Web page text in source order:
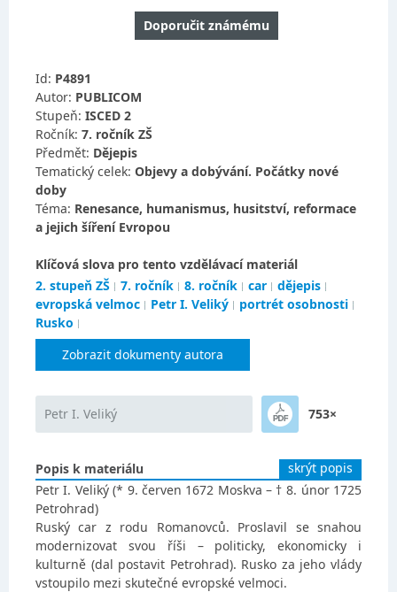
Doporučit známému
Id: P4891
Autor: PUBLICOM
Stupeň: ISCED 2
Ročník: 7. ročník ZŠ
Předmět: Dějepis
Tematický celek: Objevy a dobývání. Počátky nové
doby
Téma: Renesance, humanismus, husitství, reformace
a jejich šíření Evropou
Klíčová slova pro tento vzdělávací materiál
2. stupeň ZŠ
7. ročník 8. ročník car
dějepis
evropská velmoc
Petr I. Veliký
portrét osobnosti
Rusko
Zobrazit dokumenty autora
Petr I. Veliký 753×
Popis k materiálu
skrýt popis
Petr I. Veliký (* 9. červen 1672 Moskva – † 8. únor 1725
Petrohrad)
Ruský car z rodu Romanovců. Proslavil se snahou
modernizovat svou říši – politicky, ekonomicky i
kulturně (dal postavit Petrohrad). Rusko za jeho vlády
vstoupilo mezi skutečné evropské velmoci.